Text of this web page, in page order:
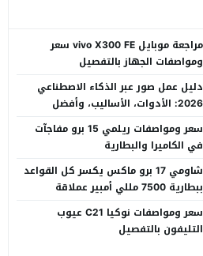
مراجعة موبايل vivo X300 FE سعر
ومواصفات الجهاز بالتفصيل
دليل عمل صور عبر الذكاء الاصطناعي
2026: الأدوات، الأساليب، وأفضل
سعر ومواصفات ريلمي 15 برو مفاجآت
في الكاميرا والبطارية
شاومي 17 برو ماكس يكسر كل القواعد
ببطارية 7500 مللي أمبير عملاقة
سعر ومواصفات نوكيا C21 عيوب
التليفون بالتفصيل